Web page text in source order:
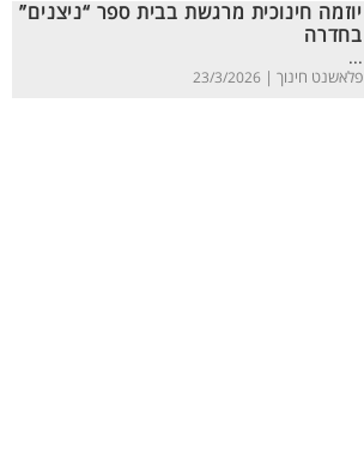
יוזמה חינוכית מרגשת בבית ספר “ניצנים”
בחדרה
...
פלאשנט חינוך | 23/3/2026